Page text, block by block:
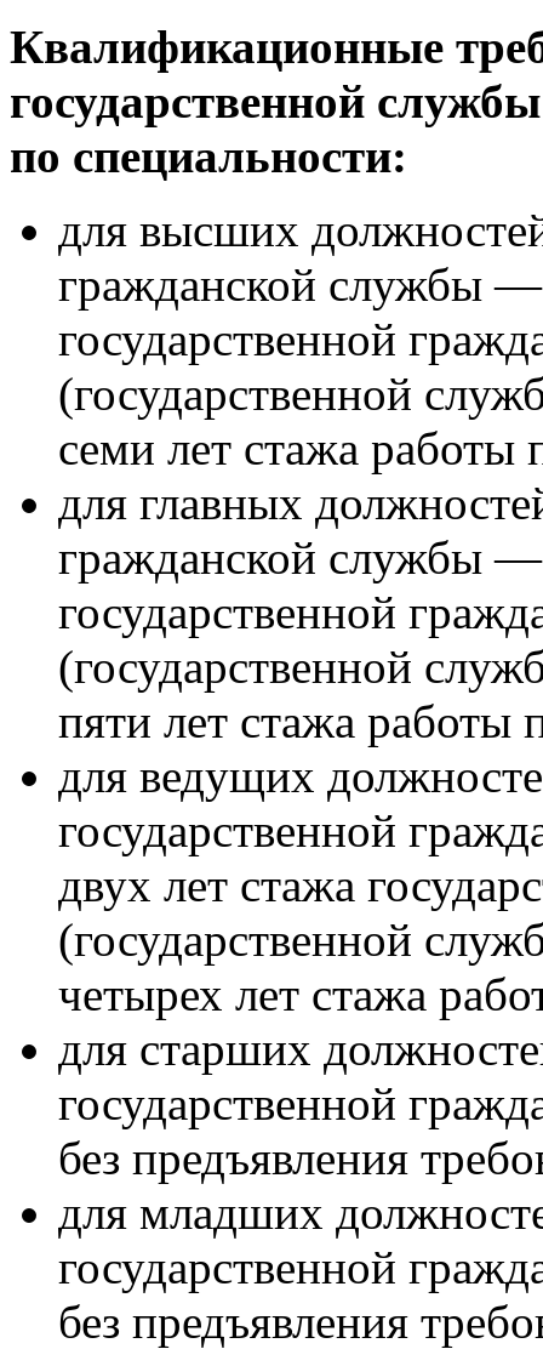
Квалификационные
государственной
по специальности:
для высших
гражданской службы —
государственной
(государственной
семи лет стажа работы
для главных
гражданской службы —
государственной
(государственной
пяти лет стажа работы
для ведущих
государственной
двух лет стажа
(государственной
четырех лет стажа
для старших
государственной
без предъявления
для младших
государственной
без предъявления